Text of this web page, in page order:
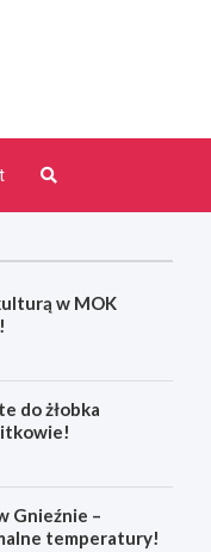
w MOK
do żłobka
Gnieźnie –
temperatury!